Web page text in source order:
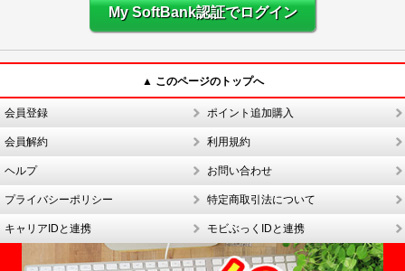
My SoftBank認証でログイン
▲ このページのトップへ
会員登録 ポイント追加購入
会員解約 利用規約
ヘルプ お問い合わせ
プライバシーポリシー 特定商取引法について
キャリアIDと連携 モビぶっくIDと連携